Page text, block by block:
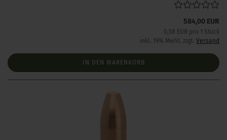
584,00 EUR
0,58 EUR pro 1 Stück
inkl. 19% MwSt. zzgl. Versand
IN DEN WARENKORB